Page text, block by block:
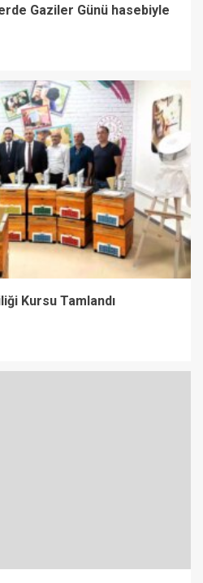
Gaziler Günü hasebiyle
Kursu Tamlandı